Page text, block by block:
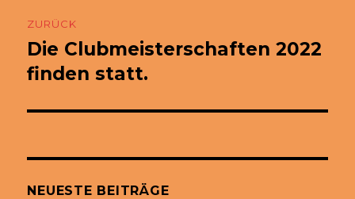
ZURÜCK
Vorheriger
Beitrag:
Die Clubmeisterschaften 2022
finden statt.
NEUESTE BEITRÄGE